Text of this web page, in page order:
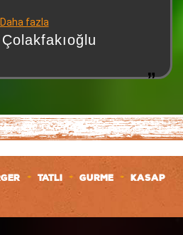
Daha fazla
+ TATLI + GURME + KASAP